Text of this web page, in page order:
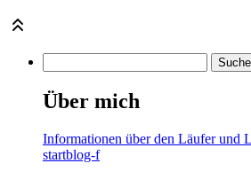
Über mich
Informationen über den Läufer und
startblog-f